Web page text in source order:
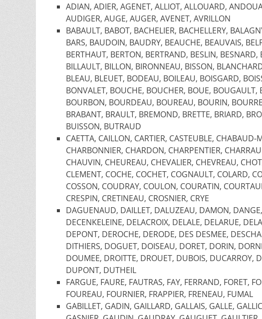
ADIAN, ADIER, AGENET, ALLIOT, ALLOUARD,
AUDIGER, AUGE, AUGER, AVENET, AVRILLON
BABAULT, BABOT, BACHELIER, BACHELLERY,
BARS, BAUDOIN, BAUDRY, BEAUCHE, BEAUVAIS,
BERTHAUT, BERTON, BERTRAND, BESLIN,
BILLAULT, BILLON, BIRONNEAU, BISSON,
BLEAU, BLEUET, BODEAU, BOILEAU, BOISGARD,
BONVALET, BOUCHE, BOUCHER, BOUE,
BOURBON, BOURDEAU, BOUREAU, BOURIN,
BRABANT, BRAULT, BREMOND, BRETTE, BRIARD,
BUISSON, BUTRAUD
CAETTA, CAILLON, CARTIER, CASTEUBLE,
CHARBONNIER, CHARDON, CHARPENTIER,
CHAUVIN, CHEUREAU, CHEVALIER, CHEVREAU,
CLEMENT, COCHE, COCHET, COGNAULT, COLARD,
COSSON, COUDRAY, COULON, COURATIN,
CRESPIN, CRETINEAU, CROSNIER, CRYE
DAGUENAUD, DAILLET, DALUZEAU, DAMON,
DECENKELEINE, DELACROIX, DELALE, DELARUE,
DEPONT, DEROCHE, DERODE, DES DESMEE,
DITHIERS, DOGUET, DOISEAU, DORET, DORIN,
DOUMEE, DROITTE, DROUET, DUBOIS, DUCARROY,
DUPONT, DUTHEIL
FARGUE, FAURE, FAUTRAS, FAY, FERRAND, FORET,
FOUREAU, FOURNIER, FRAPPIER, FRENEAU, FUMAL
GABILLET, GADIN, GAILLARD, GALLAIS, GALLE,